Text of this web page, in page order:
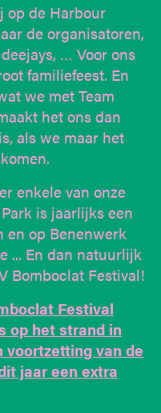
op de Harbour
de organisatoren,
… Voor ons
familiefeest. En
we met Team
het ons dan
als we maar het
enkele van onze
is jaarlijks een
en op Benenwerk
... En dan natuurlijk
Bomboclat Festival!
Festival
op het strand in
voortzetting van de
jaar een extra